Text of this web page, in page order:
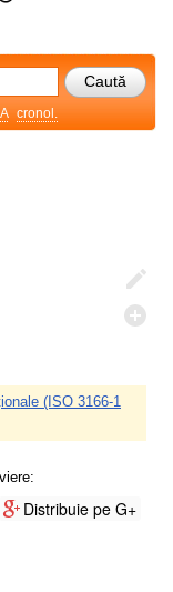
cronol.
(ISO 3166-1
Distribuie pe G+